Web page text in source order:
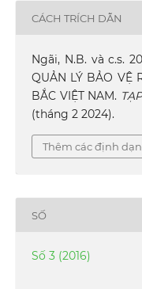
CÁCH TRÍCH DẪN
Ngãi, N.B. và c.s.
QUẢN LÝ BẢO VỆ
BẮC VIỆT NAM.
(tháng 2 2024).
Thêm các định
SỐ
Số 3 (2016)